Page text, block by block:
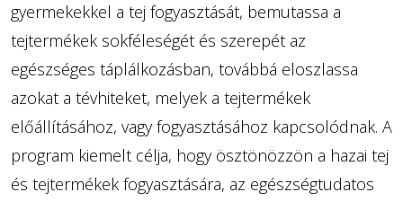
gyermekekkel a tej fogyasztását, bemutassa a
tejtermékek sokféleségét és szerepét az
egészséges táplálkozásban, továbbá eloszlassa
azokat a tévhiteket, melyek a tejtermékek
előállításához, vagy fogyasztásához kapcsolódnak. A
program kiemelt célja, hogy ösztönözzön a hazai tej
és tejtermékek fogyasztására, az egészségtudatos